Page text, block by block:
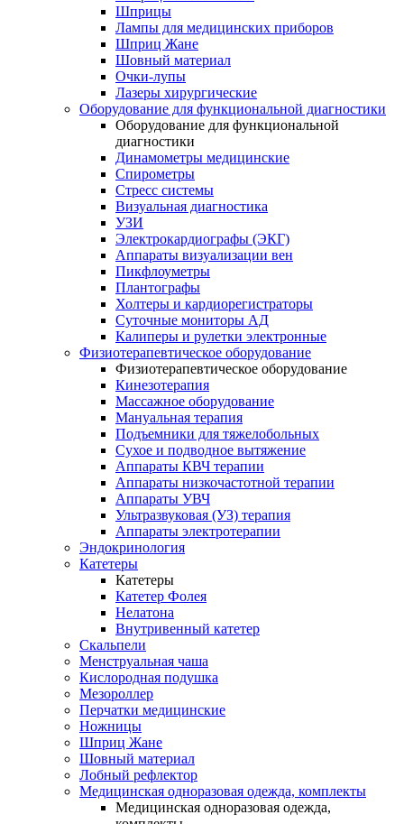
Шприцы
Лампы для медицинских приборов
Шприц Жане
Шовный материал
Очки-лупы
Лазеры хирургические
Оборудование для функциональной диагностики
Оборудование для функциональной
диагностики
Динамометры медицинские
Спирометры
Стресс системы
Визуальная диагностика
УЗИ
Электрокардиографы (ЭКГ)
Аппараты визуализации вен
Пикфлоуметры
Плантографы
Холтеры и кардиорегистраторы
Суточные мониторы АД
Калиперы и рулетки электронные
Физиотерапевтическое оборудование
Физиотерапевтическое оборудование
Кинезотерапия
Массажное оборудование
Мануальная терапия
Подъемники для тяжелобольных
Сухое и подводное вытяжение
Аппараты КВЧ терапии
Аппараты низкочастотной терапии
Аппараты УВЧ
Ультразвуковая (УЗ) терапия
Аппараты электротерапии
Эндокринология
Катетеры
Катетеры
Катетер Фолея
Нелатона
Внутривенный катетер
Скальпели
Менструальная чаша
Кислородная подушка
Мезороллер
Перчатки медицинские
Ножницы
Шприц Жане
Шовный материал
Лобный рефлектор
Медицинская одноразовая одежда, комплекты
Медицинская одноразовая одежда,